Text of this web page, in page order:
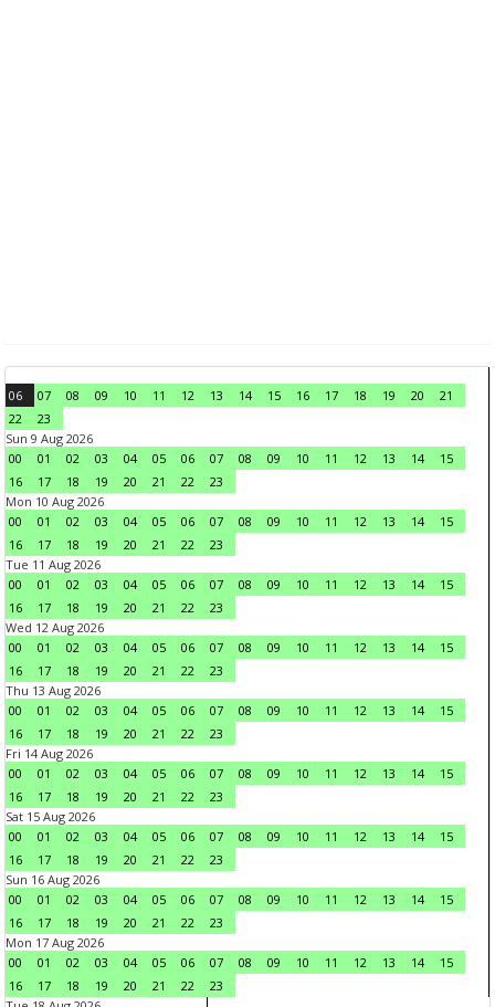
06 07 08 09 10 11 12 13 14 15 16 17 18 19 20
21
22
23
Sun 9 Aug 2026
00
01 02 03 04 05 06 07 08 09 10 11 12 13 14
15
16
17 18 19 20 21 22
23
Mon 10 Aug 2026
00
01 02 03 04 05 06 07 08 09 10 11 12 13 14
15
16
17 18 19 20 21 22
23
Tue 11 Aug 2026
00
01 02 03 04 05 06 07 08 09 10 11 12 13 14
15
16
17 18 19 20 21 22
23
Wed 12 Aug 2026
00
01 02 03 04 05 06 07 08 09 10 11 12 13 14
15
16
17 18 19 20 21 22
23
Thu 13 Aug 2026
00
01 02 03 04 05 06 07 08 09 10 11 12 13 14
15
16
17 18 19 20 21 22
23
Fri 14 Aug 2026
00
01 02 03 04 05 06 07 08 09 10 11 12 13 14
15
16
17 18 19 20 21 22
23
Sat 15 Aug 2026
00
01 02 03 04 05 06 07 08 09 10 11 12 13 14
15
16
17 18 19 20 21 22
23
Sun 16 Aug 2026
00
01 02 03 04 05 06 07 08 09 10 11 12 13 14
15
16
17 18 19 20 21 22
23
Mon 17 Aug 2026
00
01 02 03 04 05 06 07 08 09 10 11 12 13 14
15
16
17 18 19 20 21 22
23